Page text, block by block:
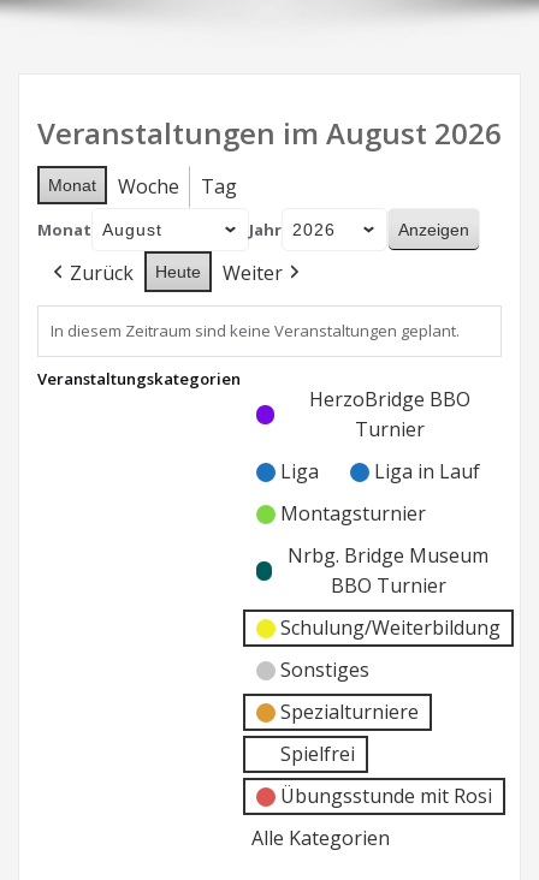
Veranstaltungen im August 2026
Monat Woche Tag
Monat Jahr
Zurück Heute Weiter
In diesem Zeitraum sind keine Veranstaltungen geplant.
Veranstaltungskategorien
Kategorie
ohne
Kategorie
HerzoBridge BBO
Turnier
Liga
Liga in Lauf
Montagsturnier
Nrbg. Bridge Museum
BBO Turnier
Schulung/Weiterbildung
Sonstiges
Spezialturniere
Spielfrei
Übungsstunde mit Rosi
Alle Kategorien